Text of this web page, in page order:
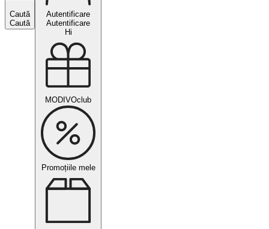
Caută
Caută
Autentificare
Autentificare
Hi
MODIVOclub
Promoțiile mele